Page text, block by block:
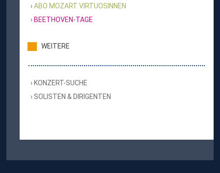
ABO MOZART VIRTUOSINNEN
BEETHOVEN-TAGE
WEITERE
KONZERT-SUCHE
SOLISTEN & DIRIGENTEN